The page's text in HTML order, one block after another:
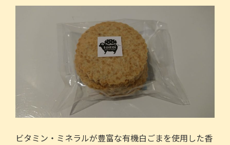
ビタミン・ミネラルが豊富な有機白ごまを使用した香